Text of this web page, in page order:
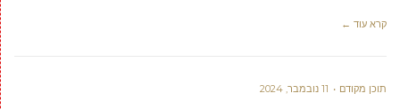
קרא עוד ←
תוכן מקודם 11 נובמבר, 2024